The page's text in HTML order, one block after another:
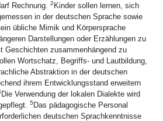
Rechnung. 2 Kinder sollen lernen, sich
in der deutschen Sprache sowie
übliche Mimik und Körpersprache
Darstellungen oder Erzählungen zu
Geschichten zusammenhängend zu
Wortschatz, Begriffs- und Lautbildung,
Abstraktion in der deutschen
ihrem Entwicklungsstand erweitern
Die Verwendung der lokalen Dialekte wird
5 Das pädagogische Personal
deutschen Sprachkenntnisse